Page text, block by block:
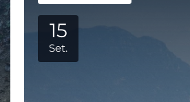
29
Set.